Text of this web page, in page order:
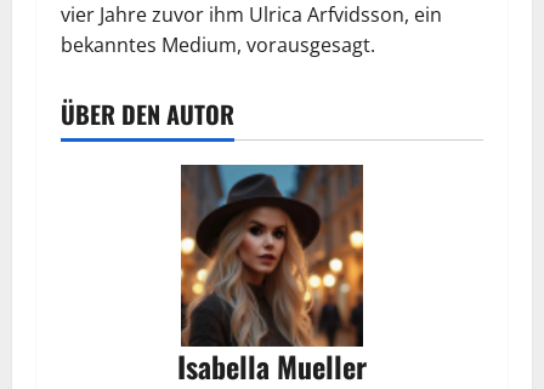
vier Jahre zuvor ihm Ulrica Arfvidsson, ein
bekanntes Medium, vorausgesagt.
ÜBER DEN AUTOR
Isabella Mueller